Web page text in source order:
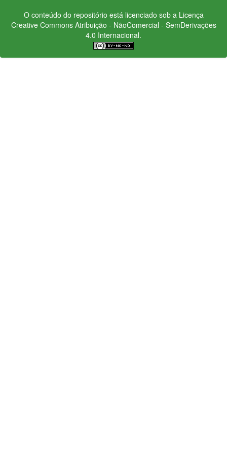
O conteúdo do repositório está licenciado sob a Licença
Creative CommonsAtribuição - NãoComercial - SemDerivações
4.0 Internacional.